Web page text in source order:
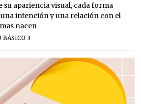
su apariencia visual, cada forma
intención y una relación con el
nacen
BÁSICO 3